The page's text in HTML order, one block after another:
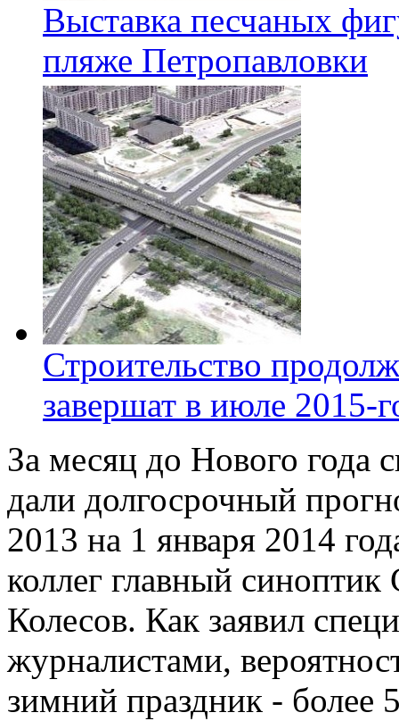
Выставка песчаных
пляже Петропавловки
Строительство
завершат в июле 2015-
За месяц до Нового года
дали долгосрочный
2013 на 1 января 2014
коллег главный
Колесов. Как заявил
журналистами,
зимний праздник - более